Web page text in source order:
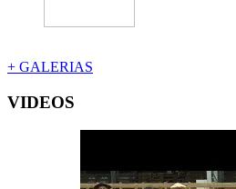
+ GALERIAS
VIDEOS